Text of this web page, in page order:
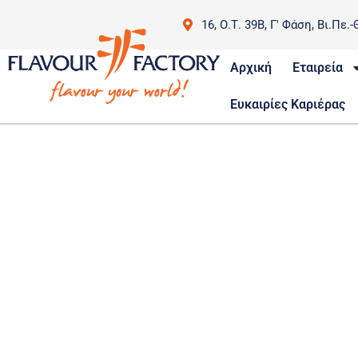
16, Ο.Τ. 39Β, Γ' Φάση, Βι.Πε.-
Αρχική Εταιρεία
Ευκαιρίες Καριέρας